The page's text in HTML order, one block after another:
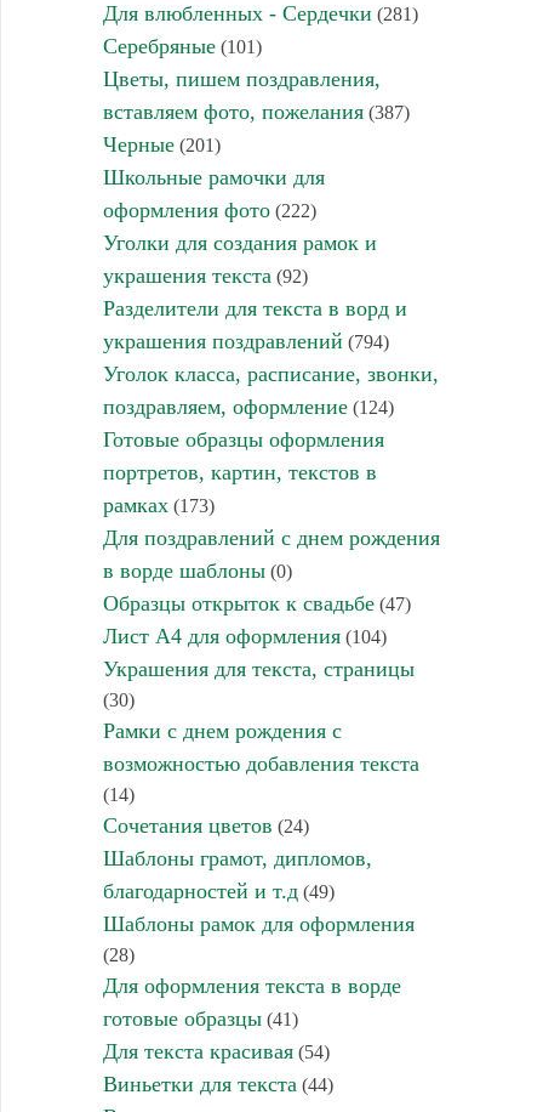
Для влюбленных - Сердечки (281)
Серебряные(101)
Цветы, пишем поздравления,
вставляем фото, пожелания(387)
Черные(201)
Школьные рамочки для
оформления фото(222)
Уголки для создания рамок и
украшения текста (92)
Разделители для текста в ворд и
украшения поздравлений (794)
Уголок класса, расписание, звонки,
поздравляем, оформление(124)
Готовые образцы оформления
портретов, картин, текстов в
рамках(173)
Для поздравлений с днем рождения
в ворде шаблоны(0)
Образцы открыток к свадьбе(47)
Лист А4 для оформления(104)
Украшения для текста, страницы
(30)
Рамки с днем рождения с
возможностью добавления текста
(14)
Сочетания цветов (24)
Шаблоны грамот, дипломов,
благодарностей и т.д(49)
Шаблоны рамок для оформления
(28)
Для оформления текста в ворде
готовые образцы(41)
Для текста красивая(54)
Виньетки для текста (44)